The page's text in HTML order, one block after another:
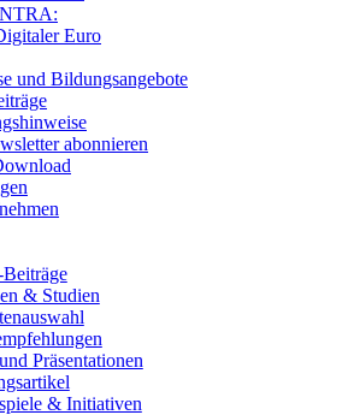
Euro
und Bildungsangebote
abonnieren
& Studien
Präsentationen
& Initiativen